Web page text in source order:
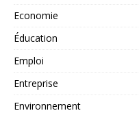
Economie
Éducation
Emploi
Entreprise
Environnement